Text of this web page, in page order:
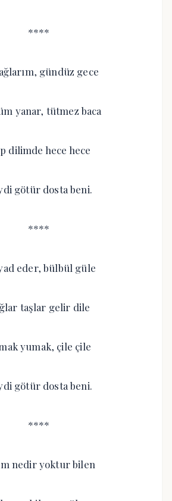
****
gündüz gece
yanar, tütmez baca
dilimde hece hece
götür dosta beni.
****
eder, bülbül güle
taşlar gelir dile
yumak, çile çile
götür dosta beni.
****
nedir yoktur bilen